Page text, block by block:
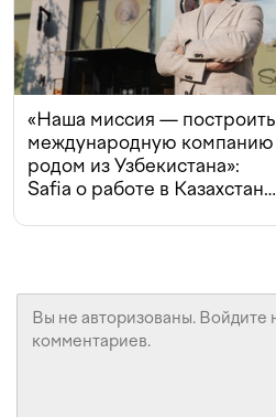
«Наша миссия — построить
международную компанию
родом из Узбекистана»:
Safia о работе в Казахстане,